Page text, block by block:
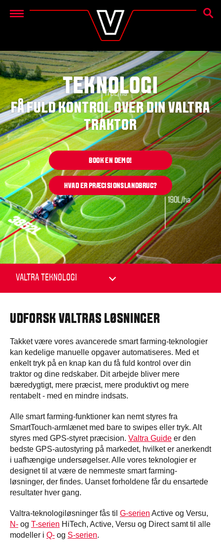
Menu
SØG
TEKNOLOGI
FÅ FULD KONTROL OVER DIN VALTRA
TRAKTOR
BOOK EN DEMO!
HVAD ER PRÆCISIONSLANDBRUG?
UDFORSK VALTRAS LØSNINGER
Takket være vores avancerede smart farming-teknologier
kan kedelige manuelle opgaver automatiseres. Med et
enkelt tryk på en knap kan du få fuld kontrol over din
traktor og dine redskaber. Dit arbejde bliver mere
bæredygtigt, mere præcist, mere produktivt og mere
rentabelt - med en mindre indsats.
Alle smart farming-funktioner kan nemt styres fra
SmartTouch-armlænet med bare to swipes eller tryk. Alt
styres med GPS-styret præcision. Valtra Guide er den
bedste GPS-autostyring på markedet, hvilket er anerkendt
i uafhængige undersøgelser. Alle vores teknologier er
designet til at være de nemmeste smart farming-
løsninger, der findes. Uanset forholdene får du ensartede
resultater hver gang.
Valtra-teknologiløsninger fås til G-serien Active og Versu,
N- og T-serien HiTech, Active, Versu og Direct samt til alle
modeller i Q- og S-serien.